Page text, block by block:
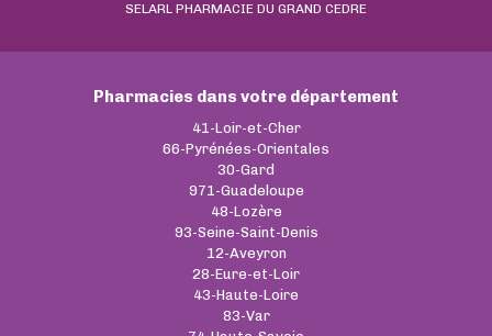
SELARL PHARMACIE DU GRAND CEDRE
Pharmacies dans votre département
41-Loir-et-Cher
66-Pyrénées-Orientales
30-Gard
971-Guadeloupe
48-Lozère
93-Seine-Saint-Denis
12-Aveyron
28-Eure-et-Loir
43-Haute-Loire
83-Var